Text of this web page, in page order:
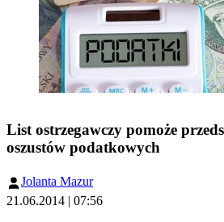
List ostrzegawczy pomoże
oszustów podatkowych
Jolanta Mazur
21.06.2014 | 07:56